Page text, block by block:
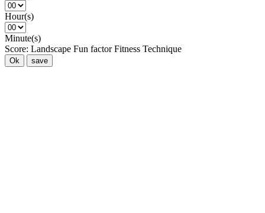
Hour(s)
Minute(s)
Score: Landscape Fun factor Fitness Technique
Ok save